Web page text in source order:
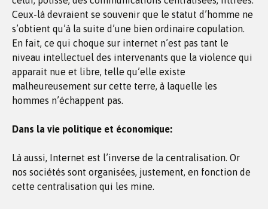
Ceux-là devraient se souvenir que le statut d’homme ne
s’obtient qu’à la suite d’une bien ordinaire copulation.
En fait, ce qui choque sur internet n’est pas tant le
niveau intellectuel des intervenants que la violence qui
apparait nue et libre, telle qu’elle existe
malheureusement sur cette terre, à laquelle les
hommes n’échappent pas.
Dans la vie politique et économique:
Là aussi, Internet est l’inverse de la centralisation. Or
nos sociétés sont organisées, justement, en fonction de
cette centralisation qui les mine.